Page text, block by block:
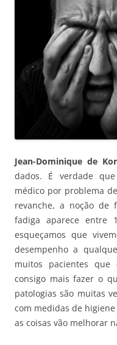
Jean-Dominique de
dados. É verdade
médico por problema
revanche, a noção de
fadiga aparece entre
esqueçamos que
desempenho a
muitos pacientes que
consigo mais fazer o
patologias são muitas
com medidas de
as coisas vão melhorar